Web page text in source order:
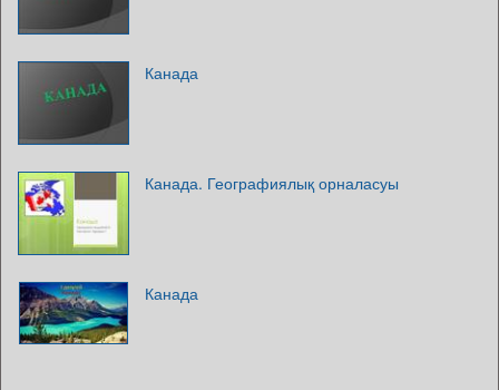
Канада
Канада. Географиялық орналасуы
Канада